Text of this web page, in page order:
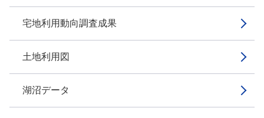
宅地利用動向調査成果
土地利用図
湖沼データ